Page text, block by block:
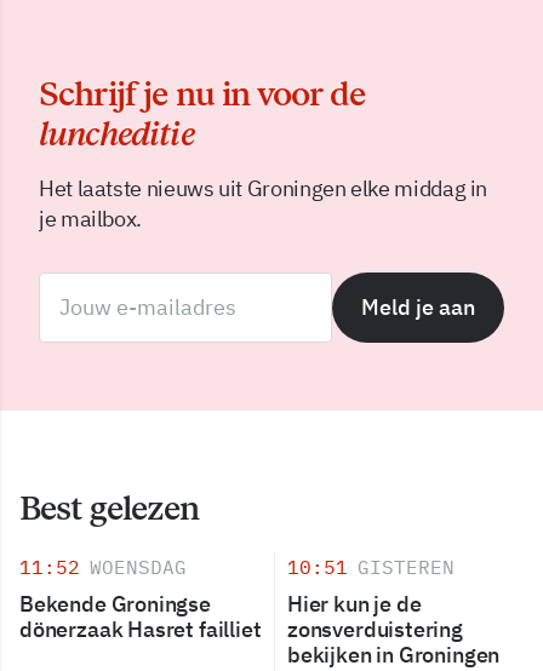
Schrijf je nu in voor de
luncheditie
Het laatste nieuws uit Groningen elke middag in
je mailbox.
Meld je aan
Best gelezen
11:52 WOENSDAG
Bekende Groningse
dönerzaak Hasret failliet
10:51 GISTEREN
Hier kun je de
zonsverduistering
bekijken in Groningen